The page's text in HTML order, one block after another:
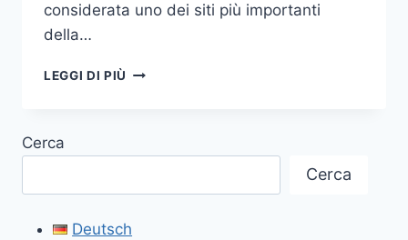
considerata uno dei siti più importanti
della…
LEGGI DI PIÙ SANTA
Cerca
Cerca
Deutsch